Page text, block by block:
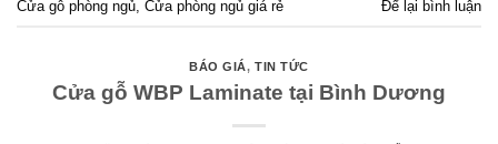
Cửa gỗ phòng ngủ Cửa phòng ngủ giá rẻ Để lại bình luận
BÁO GIÁ,TIN TỨC
Cửa gỗ WBP Laminate tại Bình Dương